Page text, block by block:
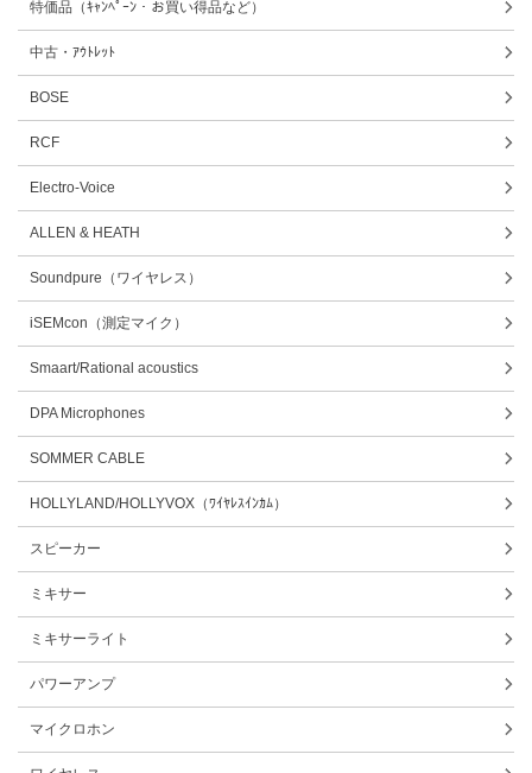
特価品（ｷｬﾝﾍﾟｰﾝ・お買い得品など）
中古・ｱｳﾄﾚｯﾄ
BOSE
RCF
Electro-Voice
ALLEN & HEATH
Soundpure（ワイヤレス）
iSEMcon（測定マイク）
Smaart/Rational acoustics
DPA Microphones
SOMMER CABLE
HOLLYLAND/HOLLYVOX（ﾜｲﾔﾚｽｲﾝｶﾑ）
スピーカー
ミキサー
ミキサーライト
パワーアンプ
マイクロホン